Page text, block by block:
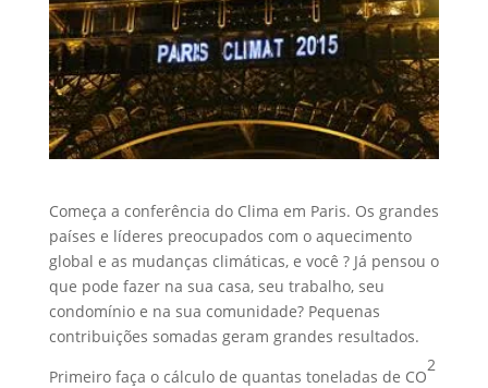
Começa a conferência do Clima em Paris. Os grandes
países e líderes preocupados com o aquecimento
global e as mudanças climáticas, e você ? Já pensou o
que pode fazer na sua casa, seu trabalho, seu
condomínio e na sua comunidade? Pequenas
contribuições somadas geram grandes resultados.
Primeiro faça o cálculo de quantas toneladas de CO
2